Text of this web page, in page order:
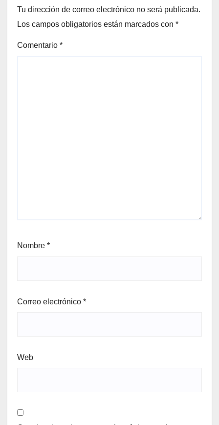
Tu dirección de correo electrónico no será publicada.
Los campos obligatorios están marcados con *
Comentario *
Nombre *
Correo electrónico *
Web